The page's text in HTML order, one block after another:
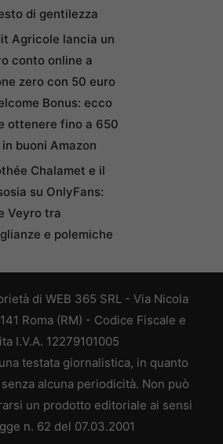
di gentilezza
Agricole lancia un
conto online a
zero con 50 euro
Bonus: ecco
ottenere fino a 650
buoni Amazon
Chalamet e il
su OnlyFans:
Veyro tra
e polemiche
di WEB 365 SRL - Via Nicola
Roma (RM) - Codice Fiscale e
I.V.A. 12279101005
testata giornalistica, in quanto
alcuna periodicità. Non può
un prodotto editoriale ai sensi
n. 62 del 07.03.2001